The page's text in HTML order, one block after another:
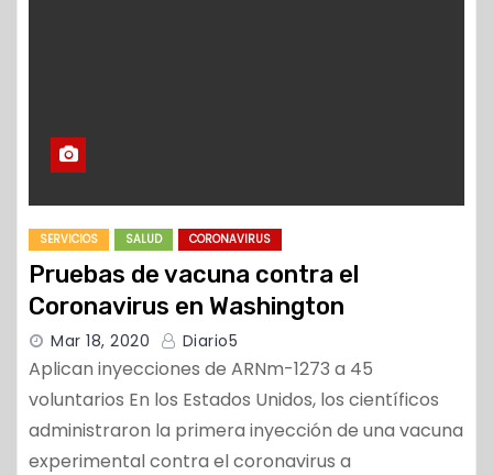
SERVICIOS SALUD CORONAVIRUS
Pruebas de vacuna contra el
Coronavirus en Washington
Mar 18, 2020 Diario5
Aplican inyecciones de ARNm-1273 a 45
voluntarios En los Estados Unidos, los científicos
administraron la primera inyección de una vacuna
experimental contra el coronavirus a